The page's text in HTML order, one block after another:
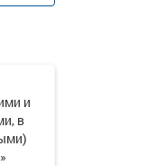
и
в